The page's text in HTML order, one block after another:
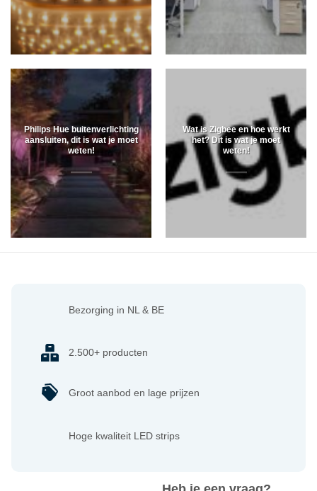
Philips Hue buitenverlichting
aansluiten, dit is wat je moet
weten!
Wat is Zigbee en hoe werkt
het? Dit is wat je moet
weten!
Bezorging in NL & BE
2.500+ producten
Groot aanbod en lage prijzen
Hoge kwaliteit LED strips